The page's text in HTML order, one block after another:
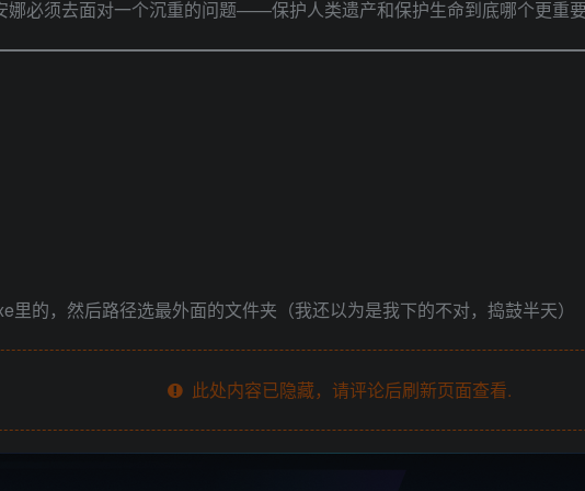
娜必须去面对一个沉重的问题——保护人类遗产和保护生命到底哪个更重
的，然后路径选最外面的文件夹（我还以为是我下的不对，捣鼓半天）
此处内容已隐藏，请评论后刷新页面查看.